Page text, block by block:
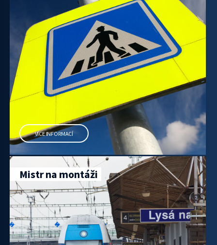
VÍCE INFORMACÍ
Mistr na montáži